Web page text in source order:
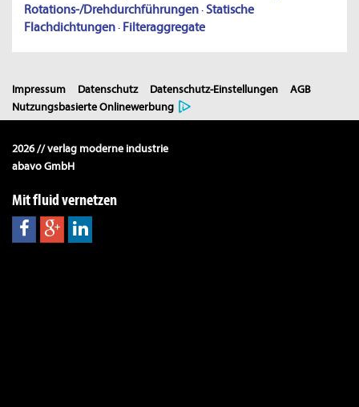
Rotations-/Drehdurchführungen·Statische
Flachdichtungen· Filteraggregate
Impressum Datenschutz Datenschutz-Einstellungen
AGB
Nutzungsbasierte Onlinewerbung
2026 // verlag moderne industrie
abavo GmbH
Mit fluid vernetzen